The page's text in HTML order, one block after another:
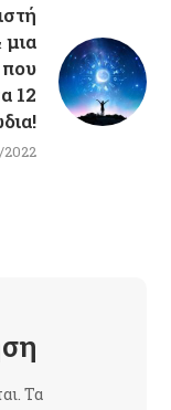
12
2022
Τα